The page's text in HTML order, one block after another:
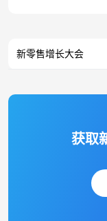
新零售增长大会
获取